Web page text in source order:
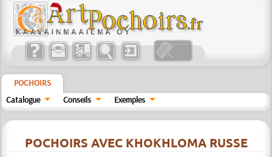
POCHOIRS
Catalogue
Conseils Exemples
POCHOIRS AVEC KHOKHLOMA RUSSE